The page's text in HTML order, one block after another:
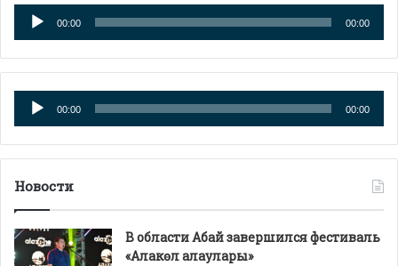
Аудиоплеер
00:00 00:00
Аудиоплеер
00:00 00:00
Новости
В области Абай завершился фестиваль
«Алакөл алаулары»